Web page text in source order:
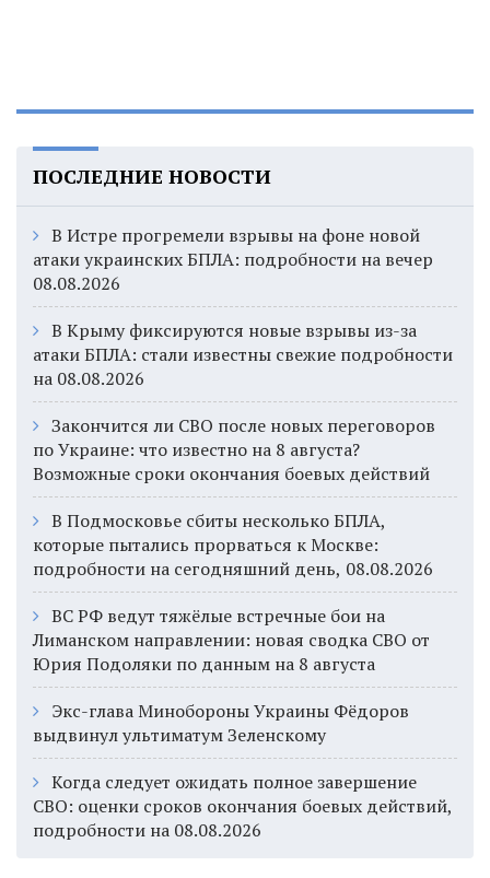
ПОСЛЕДНИЕ НОВОСТИ
В Истре прогремели взрывы на фоне новой
атаки украинских БПЛА: подробности на вечер
08.08.2026
В Крыму фиксируются новые взрывы из-за
атаки БПЛА: стали известны свежие подробности
на 08.08.2026
Закончится ли СВО после новых переговоров
по Украине: что известно на 8 августа?
Возможные сроки окончания боевых действий
В Подмосковье сбиты несколько БПЛА,
которые пытались прорваться к Москве:
подробности на сегодняшний день, 08.08.2026
ВС РФ ведут тяжёлые встречные бои на
Лиманском направлении: новая сводка СВО от
Юрия Подоляки по данным на 8 августа
Экс-глава Минобороны Украины Фёдоров
выдвинул ультиматум Зеленскому
Когда следует ожидать полное завершение
СВО: оценки сроков окончания боевых действий,
подробности на 08.08.2026